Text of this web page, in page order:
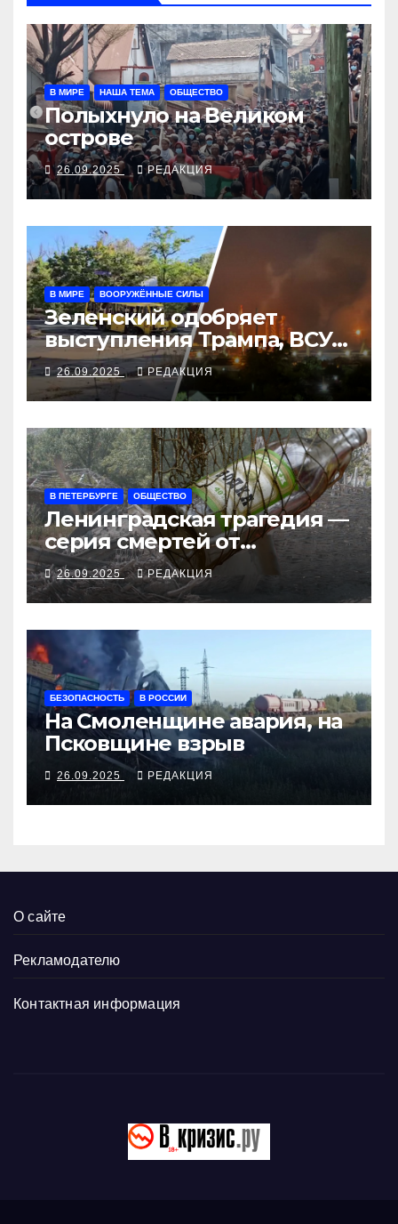
В МИРЕ НАША ТЕМА ОБЩЕСТВО
Полыхнуло на Великом
острове
26.09.2025 РЕДАКЦИЯ
В МИРЕ ВООРУЖЁННЫЕ СИЛЫ
Зеленский одобряет
выступления Трампа, ВСУ
закрыли Добропольский
рубеж
26.09.2025 РЕДАКЦИЯ
В ПЕТЕРБУРГЕ ОБЩЕСТВО
Ленинградская трагедия —
серия смертей от
алкосуррогата
26.09.2025 РЕДАКЦИЯ
БЕЗОПАСНОСТЬ В РОССИИ
На Смоленщине авария, на
Псковщине взрыв
26.09.2025 РЕДАКЦИЯ
О сайте
Рекламодателю
Контактная информация